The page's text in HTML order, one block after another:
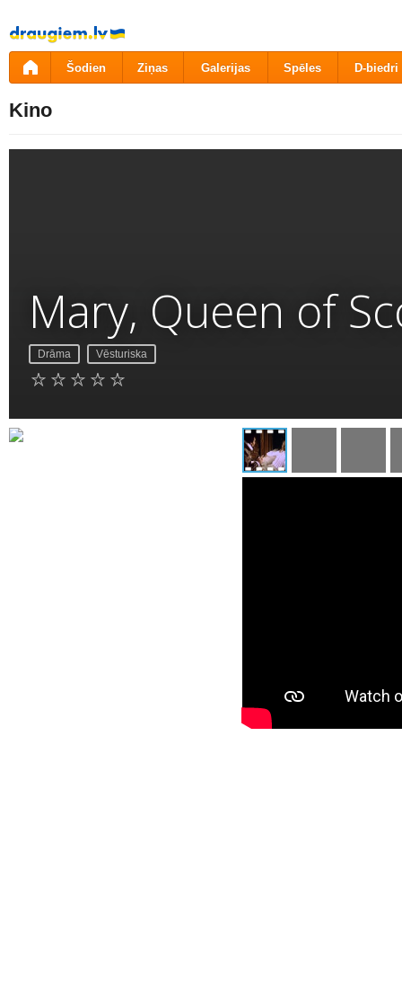
Pāriet
uz
saturu
Šodien Ziņas Galerijas Spēles D-biedri
Kino
Mary, Queen of
Drāma Vēsturiska